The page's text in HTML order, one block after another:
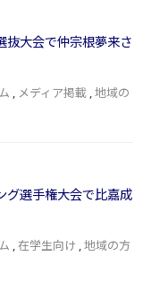
抜大会で仲宗根夢来さ
, メディア掲載 ,地域の
グ選手権大会で比嘉成
,在学生向け ,地域の方